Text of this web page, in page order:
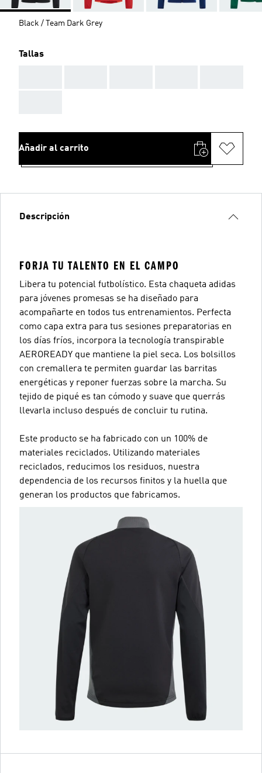
Black / Team Dark Grey
Tallas
Añadir al carrito
Descripción
FORJA TU TALENTO EN EL CAMPO
Libera tu potencial futbolístico. Esta chaqueta adidas
para jóvenes promesas se ha diseñado para
acompañarte en todos tus entrenamientos. Perfecta
como capa extra para tus sesiones preparatorias en
los días fríos, incorpora la tecnología transpirable
AEROREADY que mantiene la piel seca. Los bolsillos
con cremallera te permiten guardar las barritas
energéticas y reponer fuerzas sobre la marcha. Su
tejido de piqué es tan cómodo y suave que querrás
llevarla incluso después de concluir tu rutina.
Este producto se ha fabricado con un 100% de
materiales reciclados. Utilizando materiales
reciclados, reducimos los residuos, nuestra
dependencia de los recursos finitos y la huella que
generan los productos que fabricamos.